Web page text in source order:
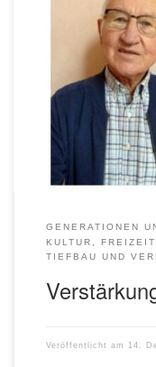
Die UWV freut sich
Wilfried Steckers
sachkundige Bürger
Sport und Tiefbau
Soziales und
Erfolg!
GENERATIONEN
KULTUR,
TIEFBAU UND
Veröffentlicht am 14.